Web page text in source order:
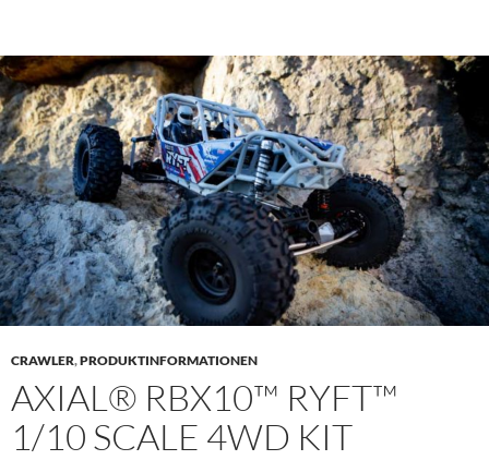
CRAWLER,PRODUKTINFORMATIONEN
AXIAL® RBX10™ RYFT™
1/10 SCALE 4WD KIT